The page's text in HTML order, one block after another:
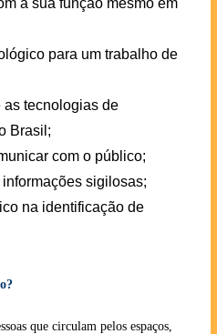
para um trabalho de
tecnologias de
Brasil;
com o público;
sigilosas;
na identificação de
que circulam pelos espaços,